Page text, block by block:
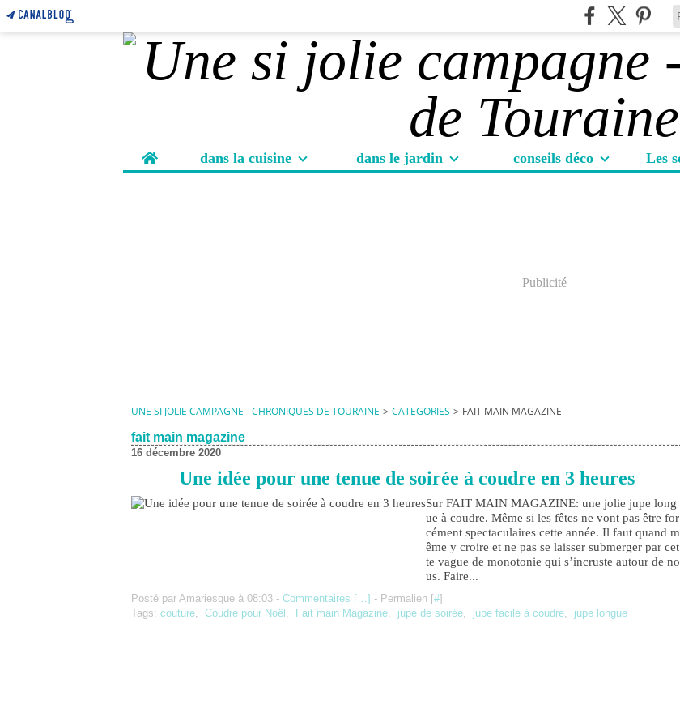
Home dans la cuisine dans le jardin conseils déco
Publicité
UNE SI JOLIE CAMPAGNE - CHRONIQUES DE TOURAINE > CATEGORIES > FAIT MAIN MAGAZINE
fait main magazine
16 décembre 2020
Une idée pour une tenue de soirée à coudre en 3 heures
Sur FAIT MAIN MAGAZINE: une jolie jupe long
ue à coudre. Même si les fêtes ne vont pas être for
cément spectaculaires cette année. Il faut quand m
ême y croire et ne pas se laisser submerger par cet
te vague de monotonie qui s’incruste autour de no
us. Faire...
Posté par Amariesque à 08:03 - Commentaires […] - Permalien [#]
Tags: couture, Coudre pour Noël , Fait main Magazine, jupe de soirée, jupe facile à coudre, jupe longue